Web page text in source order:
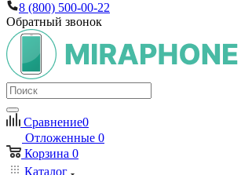
8 (800) 500-00-22
Обратный звонок
Сравнение0
Отложенные 0
Корзина 0
Каталог